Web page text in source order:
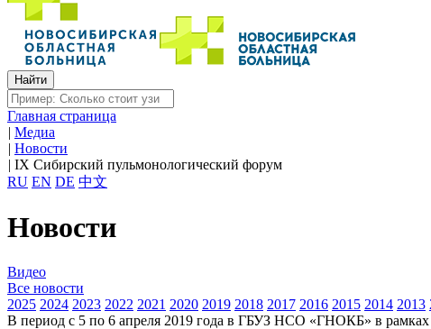
Главная страница
| Медиа
| Новости
| IX Сибирский пульмонологический форум
RU EN DE 中文
Новости
Видео
Все новости
2025 2024 2023 2022 2021 2020 2019 2018 2017 2016 2015 2014 2013
В период с 5 по 6 апреля 2019 года в ГБУЗ НСО «ГНОКБ» в рамках